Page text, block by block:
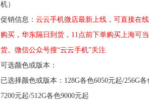
机）
促销信息： 云云手机微店最新上线，可直接在
购买，华东隔日到货，11点前下单购买上海可
货。微信公众号搜“云云手机”关注
可选颜色或版本：
已选择颜色或版本：128G各色6050元起/256G各
7200元起/512G各色9000元起